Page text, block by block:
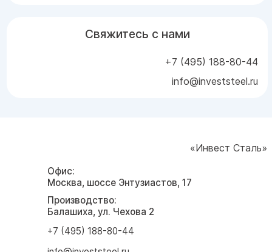
Свяжитесь с нами
+7 (495) 188-80-44
info@investsteel.ru
«Инвест Сталь»
Офис:
Москва, шоссе Энтузиастов, 17
Производство:
Балашиха, ул. Чехова 2
+7 (495) 188-80-44